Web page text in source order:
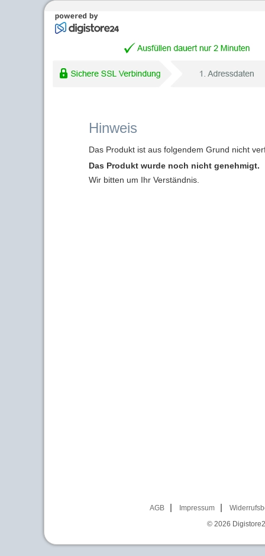
Hinweis
Das Produkt ist aus folgendem Grund nicht
Das Produkt wurde noch nicht genehmigt.
Wir bitten um Ihr Verständnis.
AGB Impressum
© 2026